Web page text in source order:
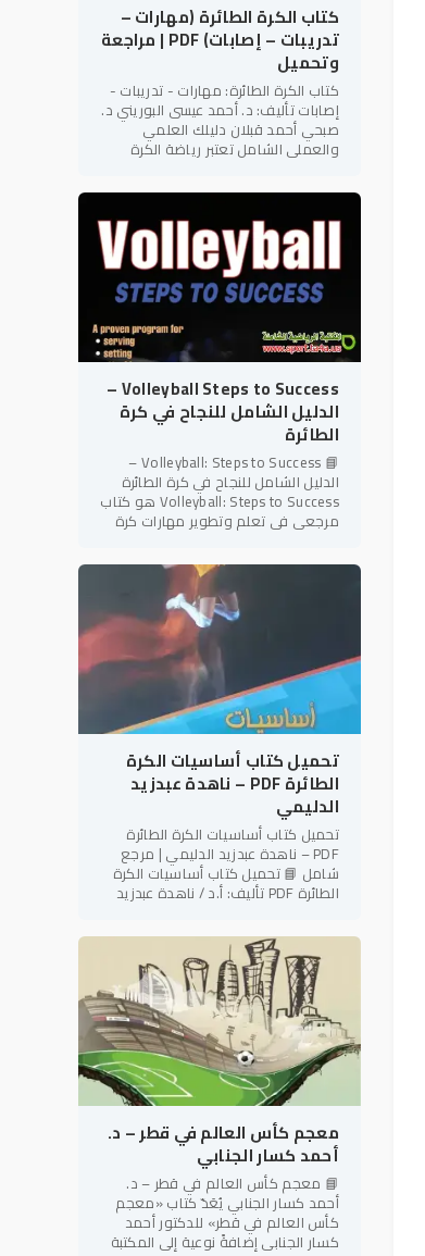
كتاب الكرة الطائرة (مهارات –
تدريبات – إصابات) PDF | مراجعة
وتحميل
كتاب الكرة الطائرة: مهارات - تدريبات -
إصابات تأليف: د. أحمد عيسى البوريني د.
صبحي أحمد قبلان دليلك العلمي
والعملي الشامل تعتبر رياضة الكرة
شعبية وإثارة على مستوى
Volleyball Steps to Success –
الدليل الشامل للنجاح في كرة
الطائرة
📘 Volleyball: Steps to Success –
الدليل الشامل للنجاح في كرة الطائرة
Volleyball: Steps to Success هو كتاب
مرجعي في تعلم وتطوير مهارات كرة
Success المعروفة بأسلوبها
تحميل كتاب أساسيات الكرة
الطائرة PDF – ناهدة عبدزيد
الدليمي
تحميل كتاب أساسيات الكرة الطائرة
PDF – ناهدة عبدزيد الدليمي | مرجع
شامل 📘 تحميل كتاب أساسيات الكرة
الطائرة PDF تأليف: أ.د / ناهدة عبدزيد
العراق في إطار دعم
معجم كأس العالم في قطر – د.
أحمد كسار الجنابي
📘 معجم كأس العالم في قطر – د.
أحمد كسار الجنابي يُعَدّ كتاب «معجم
كأس العالم في قطر» للدكتور أحمد
كسار الجنابي إضافةً نوعية إلى المكتبة